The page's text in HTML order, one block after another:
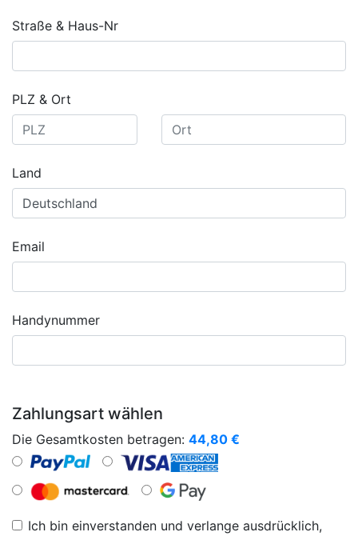
Straße & Haus-Nr
PLZ & Ort
Land
Email
Handynummer
Zahlungsart wählen
Die Gesamtkosten betragen: 44,80 €
Ich bin einverstanden und verlange ausdrücklich,